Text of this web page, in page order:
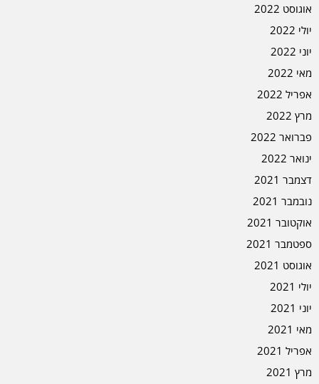
אוגוסט 2022
יולי 2022
יוני 2022
מאי 2022
אפריל 2022
מרץ 2022
פברואר 2022
ינואר 2022
דצמבר 2021
נובמבר 2021
אוקטובר 2021
ספטמבר 2021
אוגוסט 2021
יולי 2021
יוני 2021
מאי 2021
אפריל 2021
מרץ 2021